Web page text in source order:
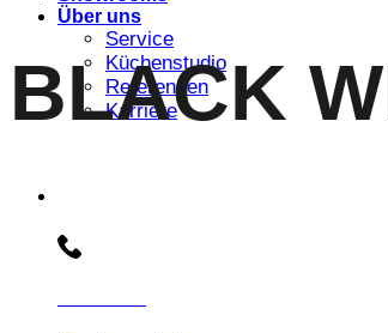
Über uns
Service
Küchenstudio
Referenzen
Karriere
BLACK